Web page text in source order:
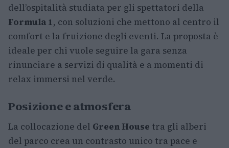
dell’ospitalità studiata per gli spettatori della
Formula 1, con soluzioni che mettono al centro il
comfort e la fruizione degli eventi. La proposta è
ideale per chi vuole seguire la gara senza
rinunciare a servizi di qualità e a momenti di
relax immersi nel verde.
Posizione e atmosfera
La collocazione del Green House tra gli alberi
del parco crea un contrasto unico tra pace e